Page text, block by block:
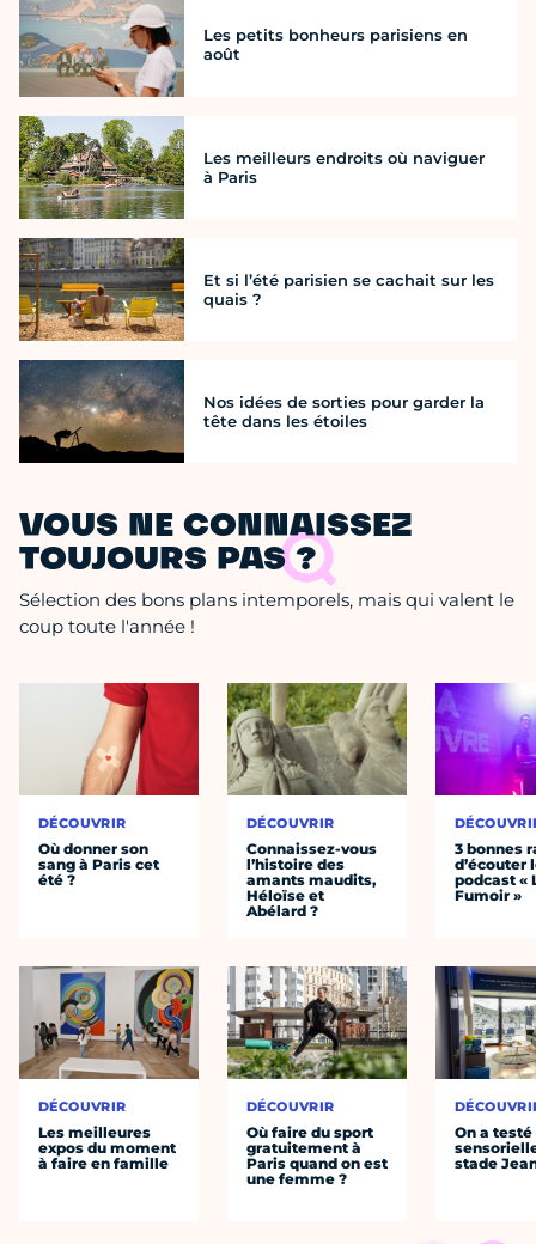
Les petits bonheurs parisiens en
août
Les meilleurs endroits où naviguer
à Paris
Et si l’été parisien se cachait sur les
quais ?
Nos idées de sorties pour garder la
tête dans les étoiles
VOUS NE CONNAISSEZ
TOUJOURS PAS ?
Sélection des bons plans intemporels, mais qui valent le
coup toute l'année !
DÉCOUVRIR
Où donner son
sang à Paris cet
été ?
DÉCOUVRIR
Les meilleures
expos du moment
à faire en famille
DÉCOUVRIR
Connaissez-vous
l’histoire des
amants maudits,
Héloïse et
Abélard ?
DÉCOUVRIR
Où faire du sport
gratuitement à
Paris quand on est
une femme ?
3 bonnes
d’écouter
podcast «
Fumoir »
On a
stade